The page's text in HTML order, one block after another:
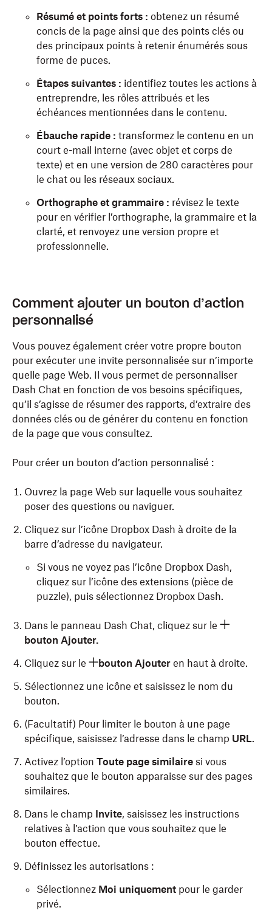
Résumé et points forts : obtenez un résumé
concis de la page ainsi que des points clés ou
des principaux points à retenir énumérés sous
forme de puces.
Étapes suivantes : identifiez toutes les actions à
entreprendre, les rôles attribués et les
échéances mentionnées dans le contenu.
Ébauche rapide : transformez le contenu en un
court e-mail interne (avec objet et corps de
texte) et en une version de 280 caractères pour
le chat ou les réseaux sociaux.
Orthographe et grammaire : révisez le texte
pour en vérifier l’orthographe, la grammaire et la
clarté, et renvoyez une version propre et
professionnelle.
Comment ajouter un bouton d’action
personnalisé
Vous pouvez également créer votre propre bouton
pour exécuter une invite personnalisée sur n’importe
quelle page Web. Il vous permet de personnaliser
Dash Chat en fonction de vos besoins spécifiques,
qu’il s’agisse de résumer des rapports, d’extraire des
données clés ou de générer du contenu en fonction
de la page que vous consultez.
Pour créer un bouton d’action personnalisé :
Ouvrez la page Web sur laquelle vous souhaitez
poser des questions ou naviguer.
Cliquez sur l’icône Dropbox Dash à droite de la
barre d’adresse du navigateur.
Si vous ne voyez pas l’icône Dropbox Dash,
cliquez sur l’icône des extensions (pièce de
puzzle), puis sélectionnez Dropbox Dash.
Dans le panneau Dash Chat, cliquez sur le
bouton Ajouter.
Cliquez sur le
bouton Ajouter en haut à droite.
Sélectionnez une icône et saisissez le nom du
bouton.
(Facultatif) Pour limiter le bouton à une page
spécifique, saisissez l’adresse dans le champ URL.
Activez l’option Toute page similaire si vous
souhaitez que le bouton apparaisse sur des pages
similaires.
Dans le champ Invite, saisissez les instructions
relatives à l’action que vous souhaitez que le
bouton effectue.
Définissez les autorisations :
Sélectionnez Moi uniquement pour le garder
privé.